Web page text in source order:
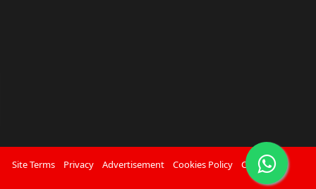
Site Terms Privacy Advertisement Cookies Policy Contact Us